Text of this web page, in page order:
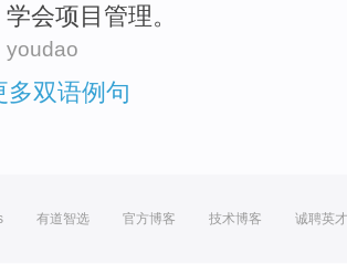
学会项目管理。
youdao
多双语例句
有道智选 官方博客 技术博客 诚聘英才